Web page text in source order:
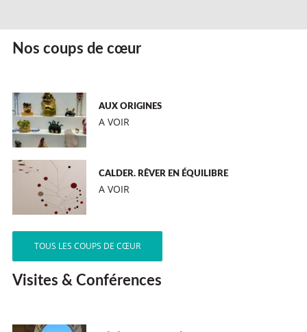
Nos coups de cœur
AUX ORIGINES
A VOIR
CALDER. RÊVER EN ÉQUILIBRE
A VOIR
TOUS LES COUPS DE CŒUR
Visites & Conférences